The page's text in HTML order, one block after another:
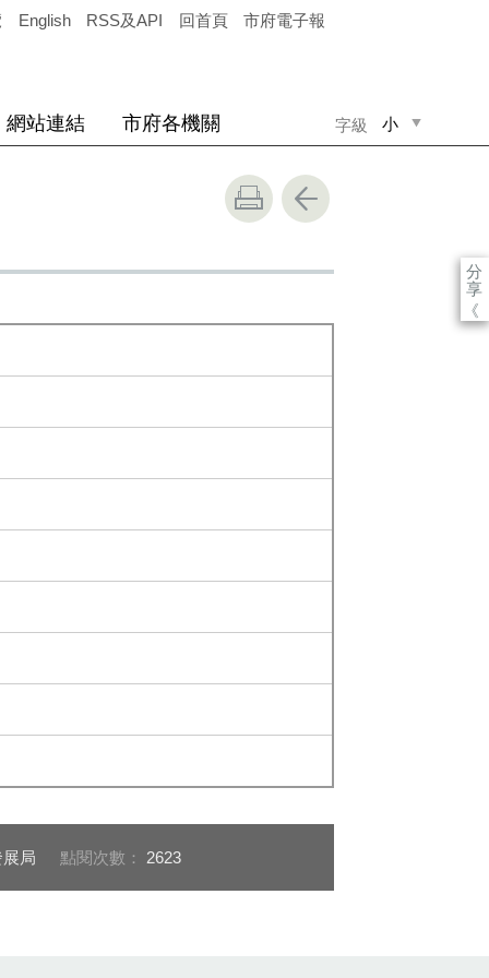
English RSS及API 回首頁 市府電子報
字級 小
網站連結 市府各機關
分
享
《
局 點閱次數： 2623